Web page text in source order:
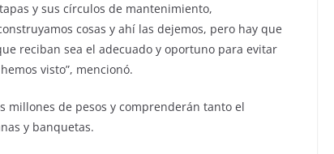
y sus círculos de mantenimiento,
cosas y ahí las dejemos, pero hay que
reciban sea el adecuado y oportuno para evitar
visto”, mencionó.
millones de pesos y comprenderán tanto el
y banquetas.